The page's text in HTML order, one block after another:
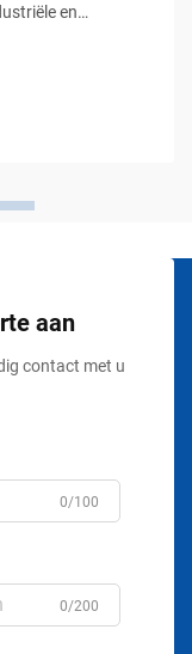
en
en...
aan
contact met u
0/100
0/200